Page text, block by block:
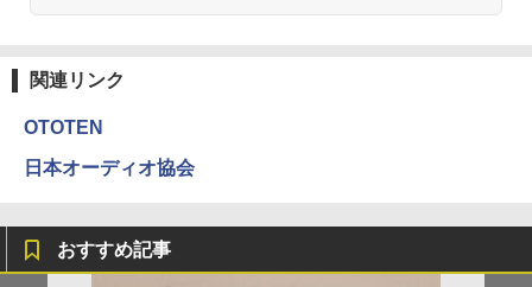
関連リンク
OTOTEN
日本オーディオ協会
おすすめ記事